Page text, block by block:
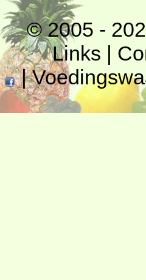
© 2005 -
Links |
|